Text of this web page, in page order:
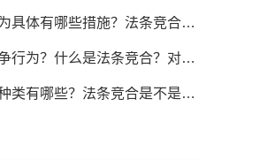
哪些措施？法条竞合的原则有哪些？
么是法条竞合？对此法律是如何让规定的？
些？法条竞合是不是择一重罪处罚？
区